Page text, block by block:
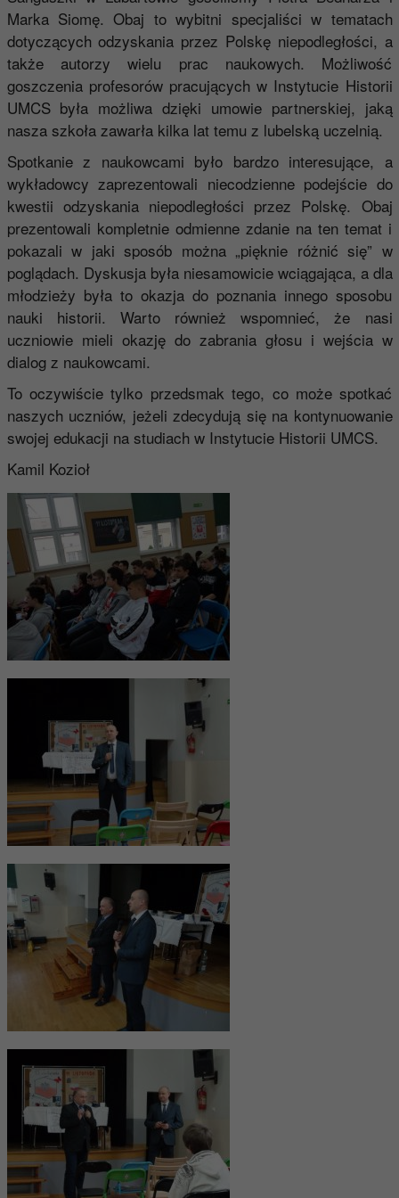
Marka Siomę. Obaj to wybitni specjaliści w tematach
dotyczących odzyskania przez Polskę niepodległości, a
także autorzy wielu prac naukowych. Możliwość
goszczenia profesorów pracujących w Instytucie Historii
UMCS była możliwa dzięki umowie partnerskiej, jaką
nasza szkoła zawarła kilka lat temu z lubelską uczelnią.
Spotkanie z naukowcami było bardzo interesujące, a
wykładowcy zaprezentowali niecodzienne podejście do
kwestii odzyskania niepodległości przez Polskę. Obaj
prezentowali kompletnie odmienne zdanie na ten temat i
pokazali w jaki sposób można „pięknie różnić się” w
poglądach. Dyskusja była niesamowicie wciągająca, a dla
młodzieży była to okazja do poznania innego sposobu
nauki historii. Warto również wspomnieć, że nasi
uczniowie mieli okazję do zabrania głosu i wejścia w
dialog z naukowcami.
To oczywiście tylko przedsmak tego, co może spotkać
naszych uczniów, jeżeli zdecydują się na kontynuowanie
swojej edukacji na studiach w Instytucie Historii UMCS.
Kamil Kozioł